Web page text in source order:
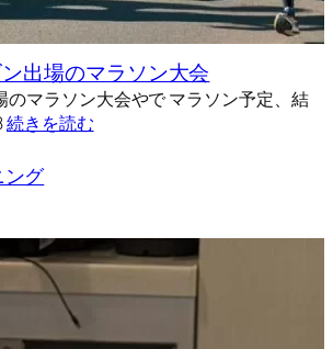
出場のマラソン大会
マラソン大会やで マラソン予定、結
続きを読む
ング